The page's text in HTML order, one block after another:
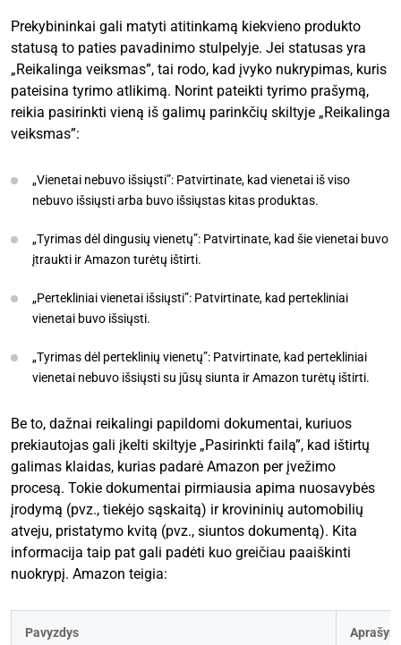
Prekybininkai gali matyti atitinkamą kiekvieno produkto
statusą to paties pavadinimo stulpelyje. Jei statusas yra
„Reikalinga veiksmas”, tai rodo, kad įvyko nukrypimas, kuris
pateisina tyrimo atlikimą. Norint pateikti tyrimo prašymą,
reikia pasirinkti vieną iš galimų parinkčių skiltyje „Reikalinga
veiksmas”:
„Vienetai nebuvo išsiųsti”: Patvirtinate, kad vienetai iš viso
nebuvo išsiųsti arba buvo išsiųstas kitas produktas.
„Tyrimas dėl dingusių vienetų”: Patvirtinate, kad šie vienetai buvo
įtraukti ir Amazon turėtų ištirti.
„Pertekliniai vienetai išsiųsti”: Patvirtinate, kad pertekliniai
vienetai buvo išsiųsti.
„Tyrimas dėl perteklinių vienetų”: Patvirtinate, kad pertekliniai
vienetai nebuvo išsiųsti su jūsų siunta ir Amazon turėtų ištirti.
Be to, dažnai reikalingi papildomi dokumentai, kuriuos
prekiautojas gali įkelti skiltyje „Pasirinkti failą”, kad ištirtų
galimas klaidas, kurias padarė Amazon per įvežimo
procesą. Tokie dokumentai pirmiausia apima nuosavybės
įrodymą (pvz., tiekėjo sąskaitą) ir krovininių automobilių
atveju, pristatymo kvitą (pvz., siuntos dokumentą). Kita
informacija taip pat gali padėti kuo greičiau paaiškinti
nuokrypį. Amazon teigia:
Pavyzdys